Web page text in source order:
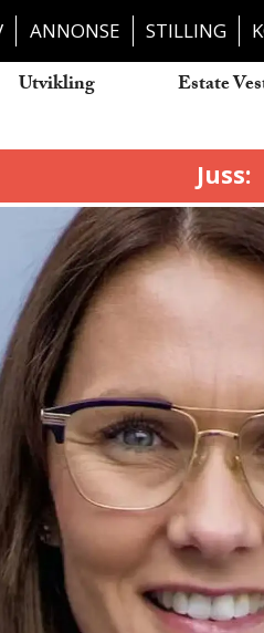
ANNONSE STILLING
Utvikling Estate
Juss: